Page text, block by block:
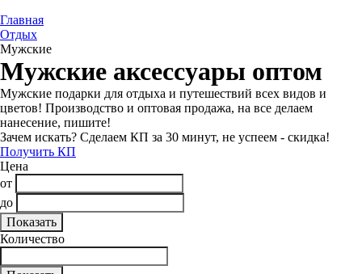
Главная
Отдых
Мужские
Мужские аксессуары оптом
Мужские подарки для отдыха и путешествий всех видов и
цветов! Производство и оптовая продажа, на все делаем
нанесение, пишите!
Зачем искать? Сделаем КП за 30 минут, не успеем - скидка!
Получить КП
Цена
от
до
Количество